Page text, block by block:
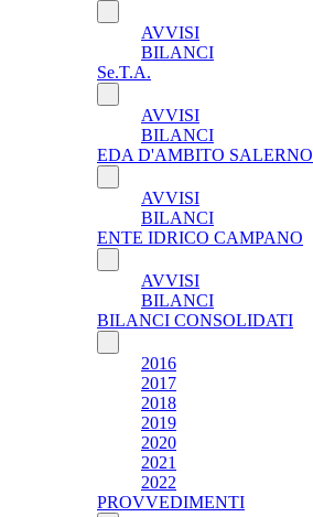
AVVISI
BILANCI
Se.T.A.
AVVISI
BILANCI
EDA D'AMBITO SALERNO
AVVISI
BILANCI
ENTE IDRICO CAMPANO
AVVISI
BILANCI
BILANCI CONSOLIDATI
2016
2017
2018
2019
2020
2021
2022
PROVVEDIMENTI